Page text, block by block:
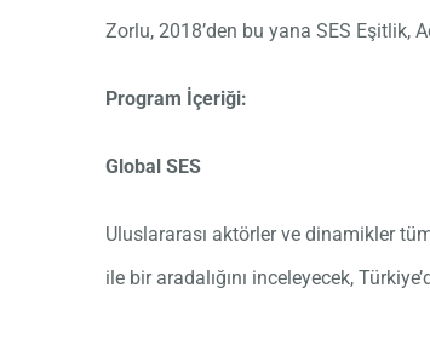
Zorlu, 2018’den bu yana SES Eşitlik,
Program İçeriği:
Global SES
Uluslararası aktörler ve dinamikler
ile bir aradalığını inceleyecek,